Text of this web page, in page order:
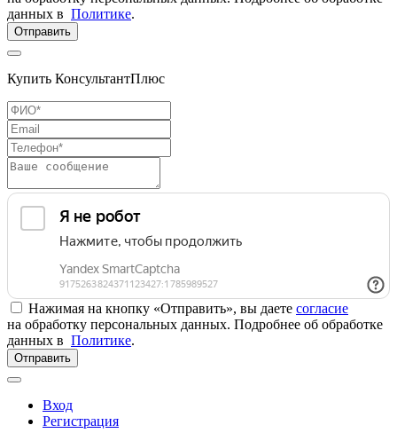
данных в Политике.
Отправить
Купить КонсультантПлюс
Нажимая на кнопку «Отправить», вы даете согласие
на обработку персональных данных. Подробнее об обработке
данных в Политике.
Отправить
Вход
Регистрация